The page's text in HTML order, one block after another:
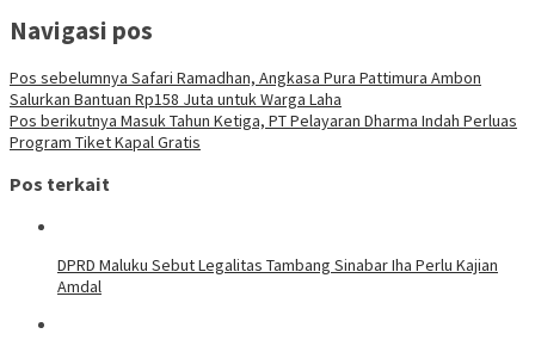
Navigasi pos
Pos sebelumnya Safari Ramadhan, Angkasa Pura Pattimura Ambon
Salurkan Bantuan Rp158 Juta untuk Warga Laha
Pos berikutnya Masuk Tahun Ketiga, PT Pelayaran Dharma Indah Perluas
Program Tiket Kapal Gratis
Pos terkait
DPRD Maluku Sebut Legalitas Tambang Sinabar Iha Perlu Kajian
Amdal